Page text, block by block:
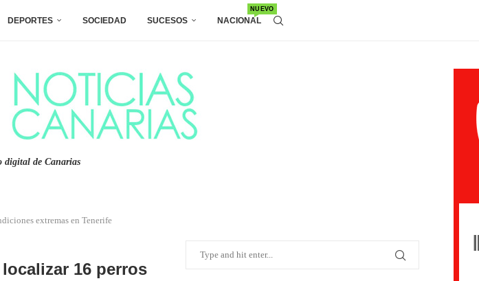
DEPORTES SOCIEDAD SUCESOS NACIONAL
NUEVO
digital de Canarias
extremas en Tenerife
16 perros